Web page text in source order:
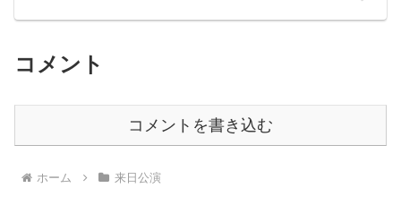
コメント
コメントを書き込む
ホーム 来日公演